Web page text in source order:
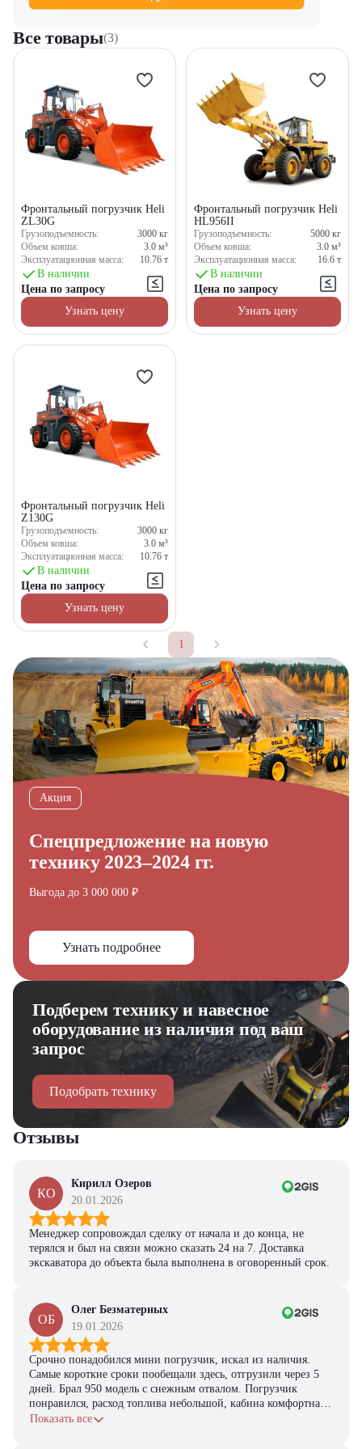
Все товары(3)
Фронтальный погрузчик Heli
ZL30G
Грузоподъемность: 3000 кг
Объем ковша:
3.0 м³
Эксплуатационная масса:
10.76 т
В наличии
Цена по запросу
Узнать цену
Фронтальный погрузчик Heli
HL956II
Грузоподъемность: 5000 кг
Объем ковша:
3.0 м³
Эксплуатационная масса:
16.6 т
В наличии
Цена по запросу
Узнать цену
Фронтальный погрузчик Heli
Z130G
Грузоподъемность: 3000 кг
Объем ковша:
3.0 м³
Эксплуатационная масса:
10.76 т
В наличии
Цена по запросу
Узнать цену
1
Акция
Спецпредложение на новую
технику 2023–2024 гг.
Выгода до 3 000 000 ₽
Узнать подробнее
Подберем технику и навесное
оборудование из наличия под ваш
запрос
Подобрать технику
Отзывы
КО
Кирилл Озеров
20.01.2026
Менеджер сопровождал сделку от начала и до конца, не
терялся и был на связи можно сказать 24 на 7. Доставка
экскаватора до объекта была выполнена в оговоренный срок.
ОБ
Олег Безматерных
19.01.2026
Срочно понадобился мини погрузчик, искал из наличия.
Самые короткие сроки пообещали здесь, отгрузили через 5
дней. Брал 950 модель с снежным отвалом. Погрузчик
понравился, расход топлива небольшой, кабина комфортная,
с задачами справляется.
Показать все